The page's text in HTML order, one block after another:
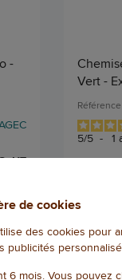
-
HT
Vert -
5/5 - 1
Qté
de cookies
des cookies pour
publicités
6 mois. Vous pouvez